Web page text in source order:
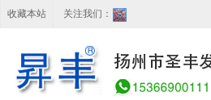
收藏本站 关注我们：